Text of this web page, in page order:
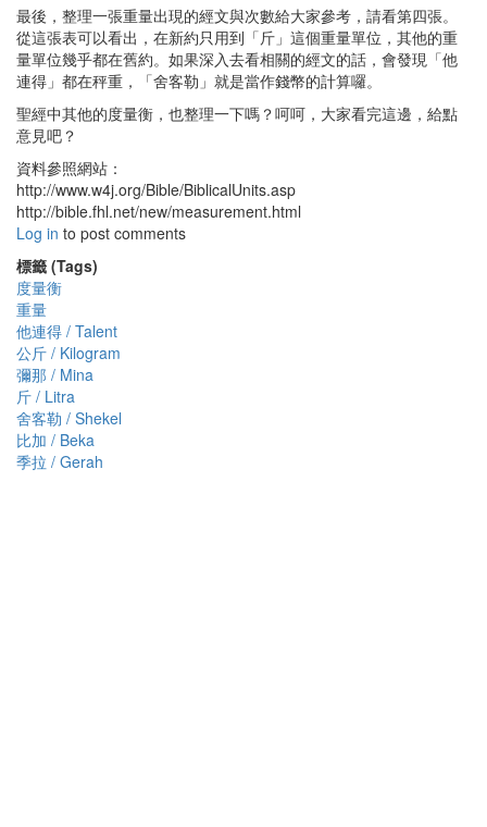
最後，整理一張重量出現的經文與次數給大家參考，請看第四張。
從這張表可以看出，在新約只用到「斤」這個重量單位，其他的重
量單位幾乎都在舊約。如果深入去看相關的經文的話，會發現「他
連得」都在秤重，「舍客勒」就是當作錢幣的計算囉。
聖經中其他的度量衡，也整理一下嗎？呵呵，大家看完這邊，給點
意見吧？
資料參照網站：
http://www.w4j.org/Bible/BiblicalUnits.asp
http://bible.fhl.net/new/measurement.html
Log in to post comments
標籤 (Tags)
度量衡
重量
他連得 / Talent
公斤 / Kilogram
彌那 / Mina
斤 / Litra
舍客勒 / Shekel
比加 / Beka
季拉 / Gerah